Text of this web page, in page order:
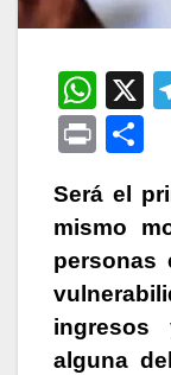
W
h
at
s
A
p
p
X
P
nt
p
Será el
mismo
personas
ingresos
alguna